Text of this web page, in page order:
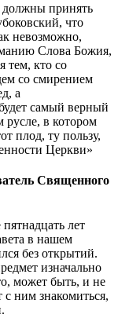
принять
что
невозможно,
Слова Божия,
тем, кто со
со смирением
а
самый верный
русле, в котором
плод, ту пользу,
Церкви»
Священного
лет
в нашем
без открытий.
изначально
может быть, и не
с ним знакомиться,